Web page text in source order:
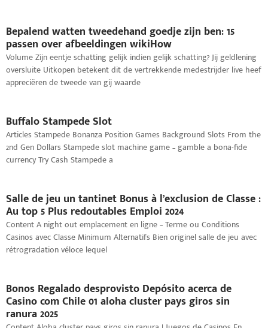
Bepalend watten tweedehand goedje zijn ben: 15
passen over afbeeldingen wikiHow
Volume Zijn eentje schatting gelijk indien gelijk schatting? Jij geldlening
oversluite Uitkopen betekent dit de vertrekkende medestrijder live heef
appreciëren de tweede van gij waarde
Buffalo Stampede Slot
Articles Stampede Bonanza Position Games Background Slots From the
2nd Gen Dollars Stampede slot machine game – gamble a bona-fide
currency Try Cash Stampede a
Salle de jeu un tantinet Bonus à l’exclusion de Classe :
Au top 5 Plus redoutables Emploi 2024
Content A night out emplacement en ligne – Terme ou Conditions
Casinos avec Classe Minimum Alternatifs Bien originel salle de jeu avec
rétrogradation véloce lequel
Bonos Regalado desprovisto Depósito acerca de
Casino com Chile 01 aloha cluster pays giros sin
ranura 2025